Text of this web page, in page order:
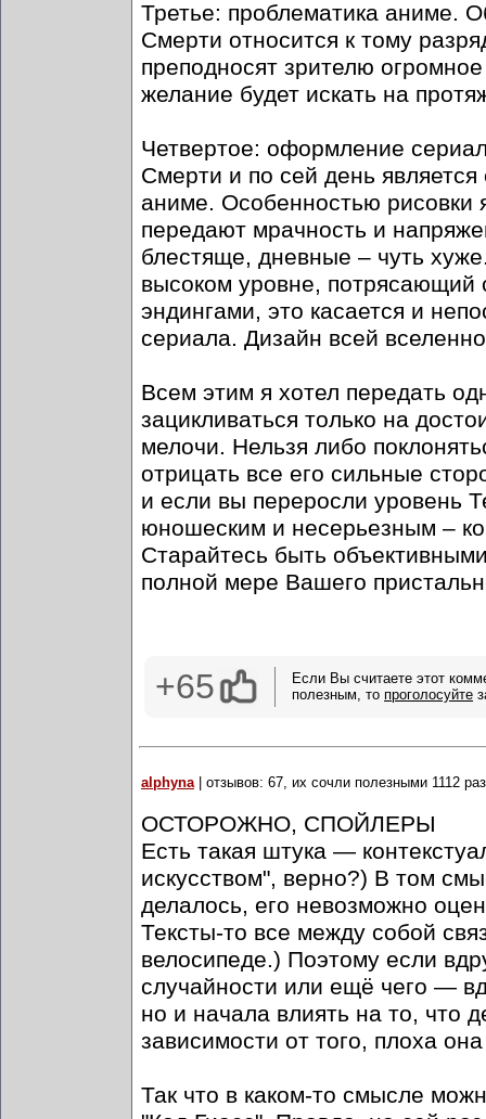
Третье: проблематика аниме.
Смерти относится к тому
преподносят зрителю
желание будет искать на
Четвертое: оформление
Смерти и по сей день
аниме. Особенностью рисовки
передают мрачность и
блестяще, дневные – чуть
высоком уровне, потрясающий
эндингами, это касается и
сериала. Дизайн всей
Всем этим я хотел передать
зацикливаться только на
мелочи. Нельзя либо
отрицать все его сильные
и если вы переросли уровень
юношеским и несерьезным –
Старайтесь быть
полной мере Вашего
+65
Если Вы считаете этот
полезным, то проголосуйте
alphyna | отзывов: 67, их сочли полезными 1112 раз
ОСТОРОЖНО, СПОЙЛЕРЫ
Есть такая штука —
искусством", верно?) В том
делалось, его невозможно
Тексты-то все между собой
велосипеде.) Поэтому если
случайности или ещё чего —
но и начала влиять на то, что
зависимости от того, плоха
Так что в каком-то смысле